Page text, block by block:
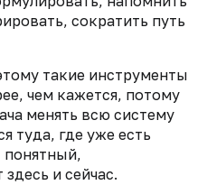
сократить путь
такие инструменты
чем кажется, потому
менять всю систему
туда, где уже есть
понятный,
и сейчас.